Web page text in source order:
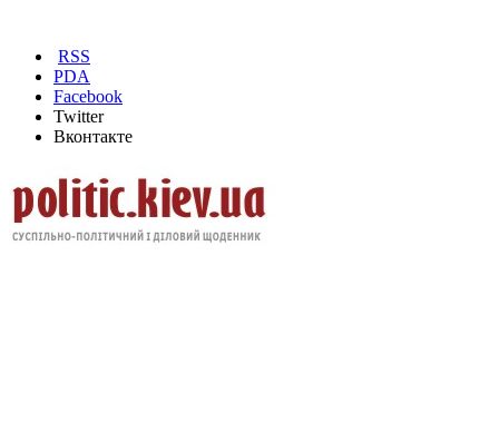
RSS
PDA
Facebook
Twitter
Вконтакте